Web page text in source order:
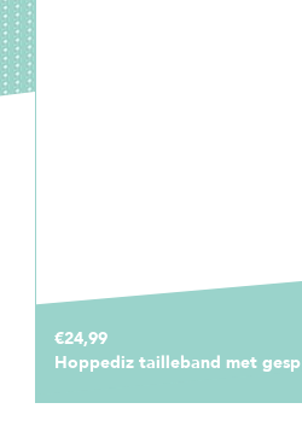
€24,99
Hoppediz tailleband met gesp